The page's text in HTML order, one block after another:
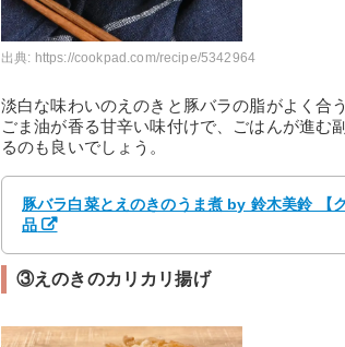
出典: https://cookpad.com/recipe/5342964
淡白な味わいのえのきと豚バラの脂がよく合
ごま油が香る甘辛い味付けで、ごはんが進む
るのも良いでしょう。
豚バラ白菜とえのきのうま煮 by 鈴木美鈴 【
品
③えのきのカリカリ揚げ